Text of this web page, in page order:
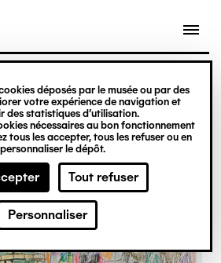
déposés par le musée ou par des
votre expérience de navigation et
des statistiques d’utilisation.
nécessaires au bon fonctionnement
tous les accepter, tous les refuser ou en
personnaliser le dépôt.
Tout refuser
Personnaliser